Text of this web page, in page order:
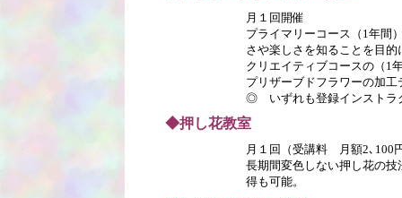
月１回開催
プライマリーコース（1年間
さや楽しさを知ることを目
クリエイティブコースの（1
プリザーブドフラワーの加
◎ いずれも登録インストラ
◆押し花教室
月１回（受講料 月額2､100
長期間変色しない押し花の
得も可能。